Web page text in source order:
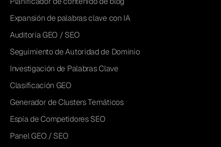
Expansión de palabras clave con IA
Auditoría GEO / SEO
Seguimiento de Autoridad de Dominio
Investigación de Palabras Clave
Clasificación GEO
Generador de Clusters Temáticos
Espía de Competidores SEO
Panel GEO / SEO